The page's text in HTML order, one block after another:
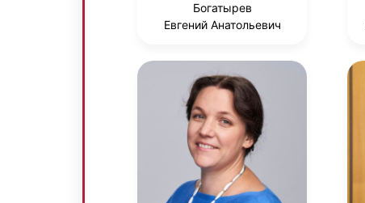
Богатырев
Евгений Анатольевич